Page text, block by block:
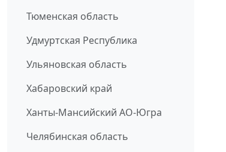
Тюменская область
Удмуртская Республика
Ульяновская область
Хабаровский край
Ханты-Мансийский АО-Югра
Челябинская область